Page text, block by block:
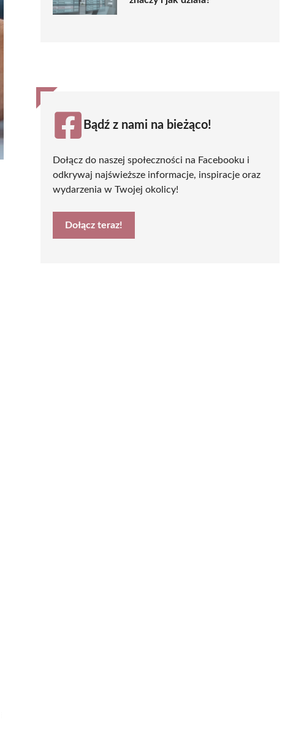
Bądź z nami na bieżąco!
Dołącz do naszej społeczności na Facebooku i
odkrywaj najświeższe informacje, inspiracje oraz
wydarzenia w Twojej okolicy!
Dołącz teraz!